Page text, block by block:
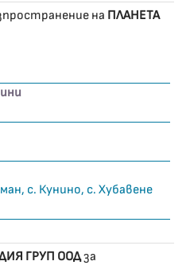
на ПЛАНЕТА
с. Кунино, с. Хубавене
ГРУП ООДза